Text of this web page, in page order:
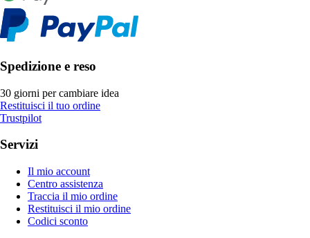
Spedizione e reso
30 giorni per cambiare idea
Restituisci il tuo ordine
Trustpilot
Servizi
Il mio account
Centro assistenza
Traccia il mio ordine
Restituisci il mio ordine
Codici sconto